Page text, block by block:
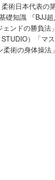
術日本代表の第
知識 『BJJ超
ンドの勝負法」
）「マス
柔術の身体操